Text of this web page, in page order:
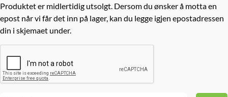
Produktet er midlertidig utsolgt. Dersom du ønsker å motta en
epost når vi får det inn på lager, kan du legge igjen epostadressen
din i skjemaet under.